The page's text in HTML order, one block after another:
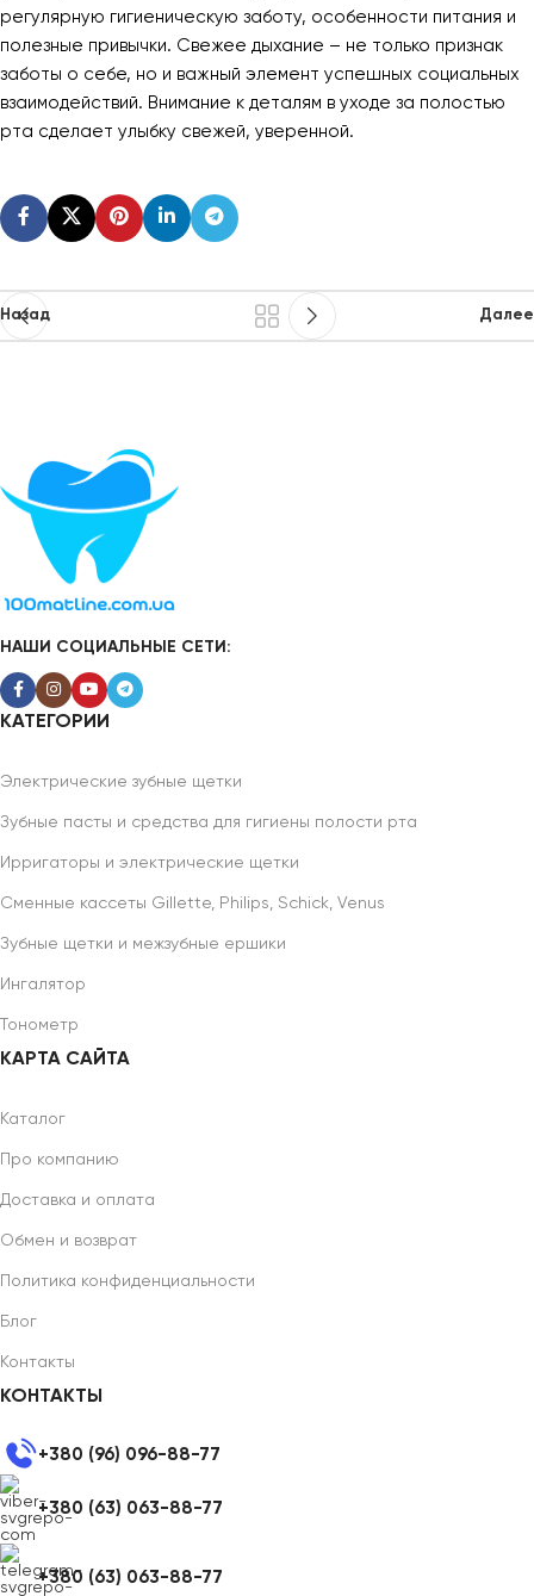
регулярную гигиеническую заботу, особенности питания и
полезные привычки. Свежее дыхание – не только признак
заботы о себе, но и важный элемент успешных социальных
взаимодействий. Внимание к деталям в уходе за полостью
рта сделает улыбку свежей, уверенной.
Назад Далее
НАШИ СОЦИАЛЬНЫЕ СЕТИ:
КАТЕГОРИИ
Электрические зубные щетки
Зубные пасты и средства для гигиены полости рта
Ирригаторы и электрические щетки
Сменные кассеты Gillette, Philips, Schick, Venus
Зубные щетки и межзубные ершики
Ингалятор
Тонометр
КАРТА САЙТА
Каталог
Про компанию
Доставка и оплата
Обмен и возврат
Политика конфиденциальности
Блог
Контакты
КОНТАКТЫ
+380 (96) 096-88-77
+380 (63) 063-88-77
+380 (63) 063-88-77